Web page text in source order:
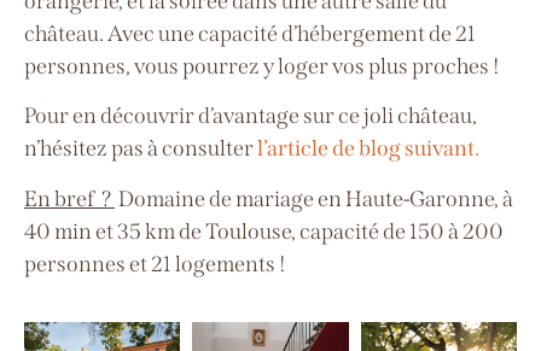
château.Avec une capacité d’hébergement de 21
personnes, vous pourrez y loger vos plus proches !
Pour en découvrir d’avantage sur ce joli château,
n’hésitez pas à consulterl’article de blog suivant.
En bref ? Domaine de mariage en Haute-Garonne, à
40 min et 35 km de Toulouse, capacité de 150 à 200
personnes et 21 logements !